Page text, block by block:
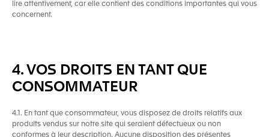
lire attentivement, car elle contient des conditions importantes qui vous
concernent.
4. VOS DROITS EN TANT QUE
CONSOMMATEUR
4.1. En tant que consommateur, vous disposez de droits relatifs aux
produits vendus sur notre site qui seraient défectueux ou non
conformes à leur description. Aucune disposition des présentes